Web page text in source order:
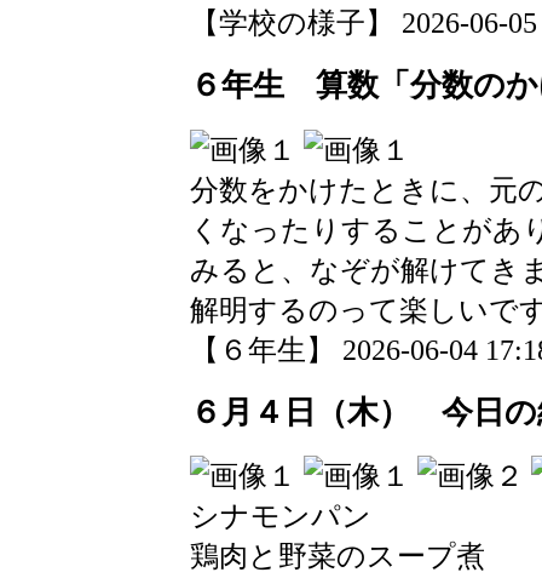
【学校の様子】 2026-06-
６年生 算数「分数の
分数をかけたときに、元
くなったりすることがあ
みると、なぞが解けてき
解明するのって楽しいで
【６年生】 2026-06-04
６月４日（木） 今日の
シナモンパン
鶏肉と野菜のスープ煮